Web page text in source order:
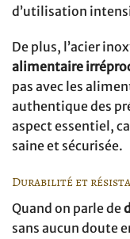
d’utilisation
De plus, l’acier
alimentaire
pas avec les
authentique des
aspect essentiel,
saine et sécurisée.
Durabilité et
Quand on parle de
sans aucun doute